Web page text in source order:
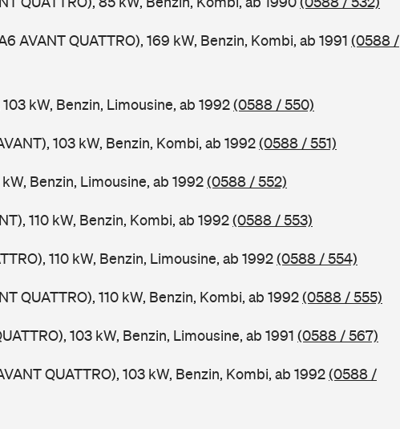
AVANT QUATTRO), 169 kW, Benzin, Kombi, ab 1991 (0588 /
kW, Benzin, Limousine, ab 1992(0588 / 550)
103 kW, Benzin, Kombi, ab 1992(0588 / 551)
Benzin, Limousine, ab 1992(0588 / 552)
110 kW, Benzin, Kombi, ab 1992(0588 / 553)
110 kW, Benzin, Limousine, ab 1992(0588 / 554)
QUATTRO), 110 kW, Benzin, Kombi, ab 1992(0588 / 555)
103 kW, Benzin, Limousine, ab 1991 (0588 / 567)
QUATTRO), 103 kW, Benzin, Kombi, ab 1992(0588 /